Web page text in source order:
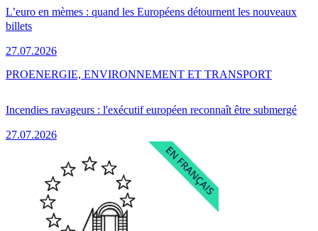
L’euro en mèmes : quand les Européens détournent les nouveaux
billets
27.07.2026
Incendies ravageurs : l'exécutif européen reconnaît être submergé
27.07.2026
PROENERGIE, ENVIRONNEMENT ET TRANSPORT